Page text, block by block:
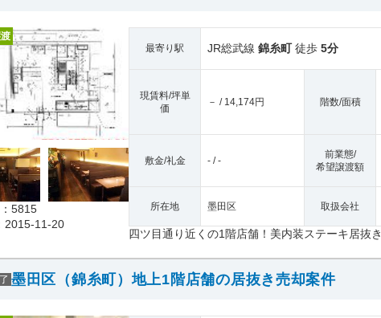
5815
2015-11-20
最寄り駅 JR総武線 錦糸町徒歩 5分
現賃料/坪単
価
－ / 14,174円 階数/面積
敷金/礼金 - / -
前業態/
希望譲渡額
所在地 墨田区 取扱会社
四ツ目通り近くの1階店舗！美内装ステーキ居抜き
墨田区（錦糸町）地上1階店舗の居抜き売却案件